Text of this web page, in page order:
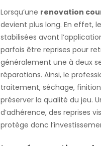
Lorsqu’une renovation
devient plus long. En effet,
stabilisées avant
parfois être reprises pour
généralement une à deux
réparations. Ainsi, le
traitement, séchage,
préserver la qualité du jeu.
d’adhérence, des reprises
protège donc